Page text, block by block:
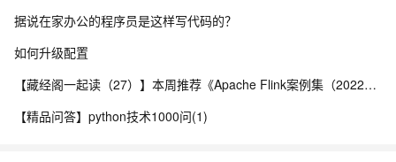
据说在家办公的程序员是这样写代码的？
如何升级配置
【藏经阁一起读（27）】本周推荐《Apache Flink案例集（2022版）》，你有哪些心得？
【精品问答】python技术1000问(1)